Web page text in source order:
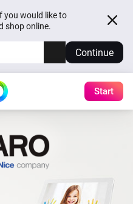
you would like to
shop online.
Continue
Start